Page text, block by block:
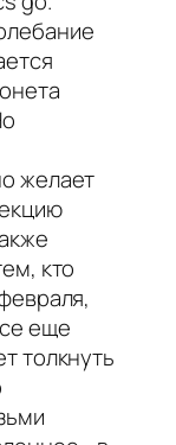
желает
кто
еще
толкнуть